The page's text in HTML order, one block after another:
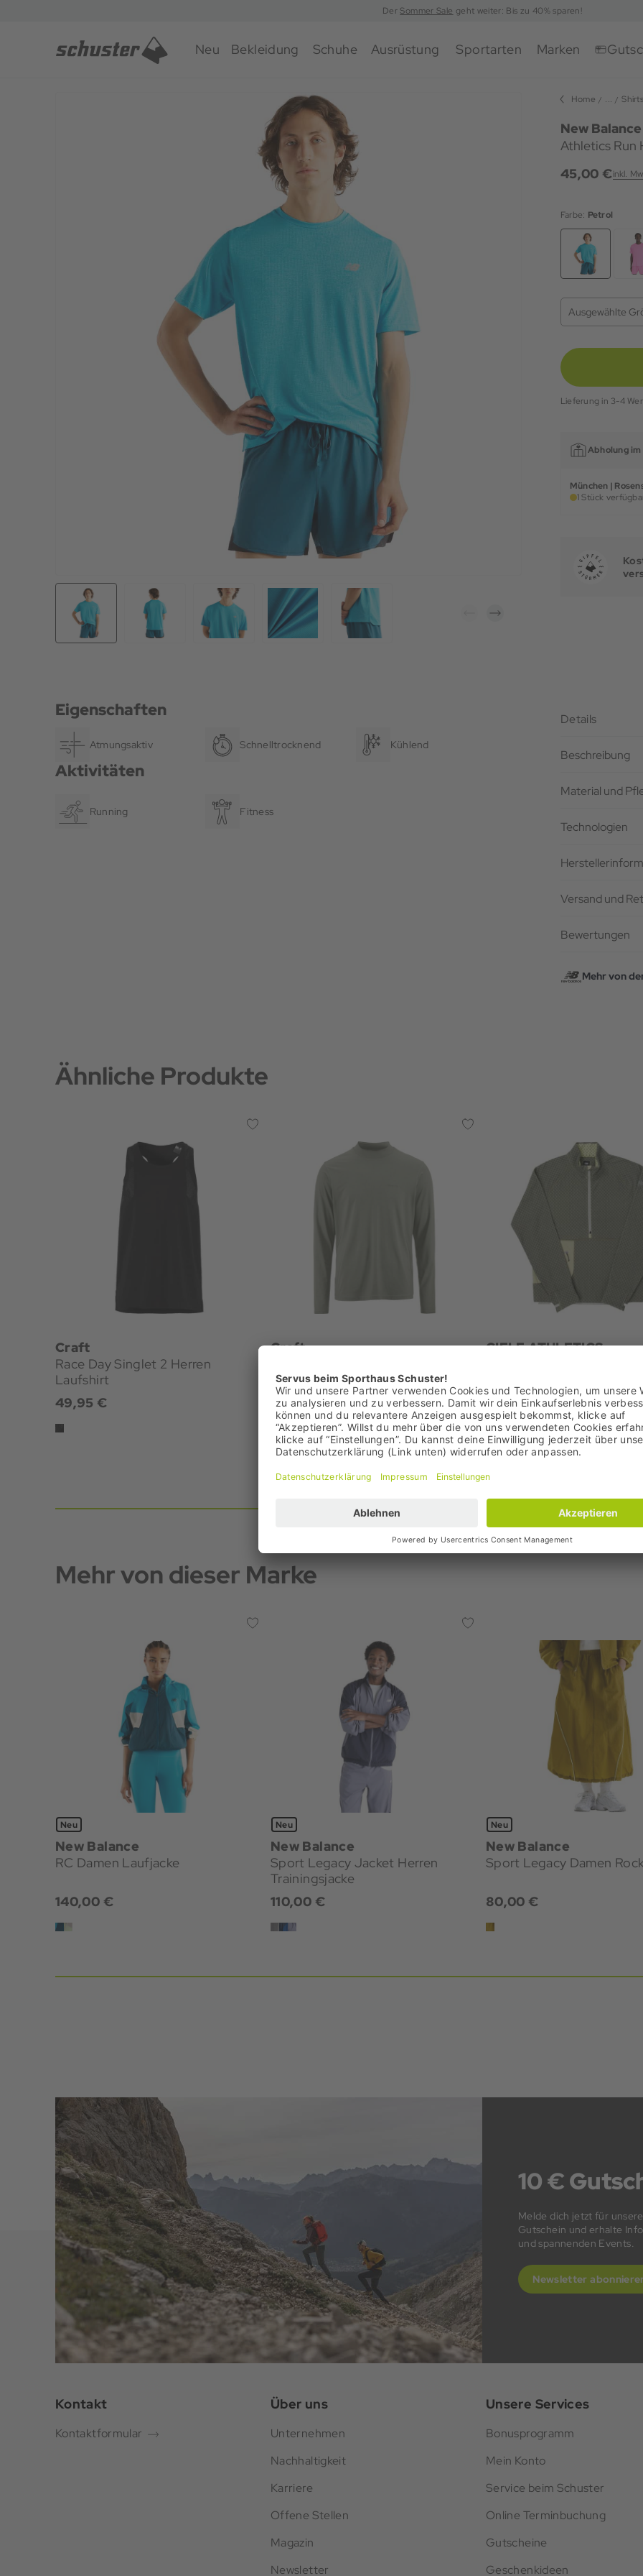
DerSommer Sale geht weiter: Bis zu 40% sparen!
Neu Bekleidung Schuhe Ausrüstung Sportarten Marken
Home ... Shirts
New Balance
Athletics Run
45,00 €inkl.
Farbe: Petrol
Ausgewählte
Lieferung in 3-4
Abholung im
München |
1 Stück
Eigenschaften
Atmungsaktiv Schnelltrocknend Kühlend
Aktivitäten
Running Fitness
Details
Beschreibung
Material und
Technologien
Versand und
Bewertungen
Mehr von
Ähnliche Produkte
Craft
Race Day Singlet 2 Herren
Laufshirt
49,95 €
Craft
19,95 €
Bestpreis: 19,95 €
UVP: 39,95 €
CIELE ATHLETICS
119,95 €
Bestpreis: 119,95 €
UVP: 195,00 €
Mehr von dieser Marke
Neu
New Balance
RC Damen Laufjacke
140,00 €
Neu
New Balance
Sport Legacy Jacket Herren
Trainingsjacke
110,00 €
Neu
New Balance
Sport Legacy Damen
80,00 €
10 €
Melde dich jetzt für
Gutschein und erhalte
und spannenden Events.
Newsletter
Kontakt
Kontaktformular
Über uns
Unternehmen
Nachhaltigkeit
Karriere
Offene Stellen
Magazin
Newsletter
Unsere Services
Bonusprogramm
Mein Konto
Service beim Schuster
Online Terminbuchung
Gutscheine
Geschenkideen